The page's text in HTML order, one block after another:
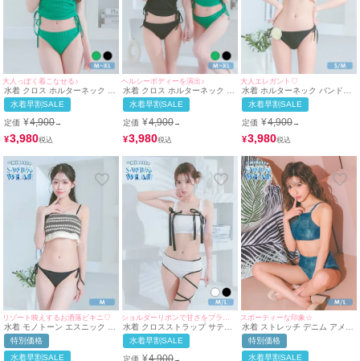
大人っぽく着こなせる♪
水着 クロス ホルターネック ド
ロスト ビスチェ 体型カバー ワ
ンカラー 韓国風 ギャル タンキ
ニ (グリーン/雨宮由乙花)
水着早割SALE
定価 ¥4,900→
¥3,980
ヘルシーボディーを演出♪
水着 クロス ホルターネック ド
ロスト ビスチェ 体型カバー ワ
ンカラー 韓国風 ギャル タンキ
ニ (グリーン/雨宮由乙花)(ブラ
ック/聖菜着用)
水着早割SALE
定価 ¥4,900→
¥3,980
大人エレガント♡
水着 ホルターネック バンドゥ
フラワーコサージュ モノトー
ン ギャル ビキニ (ベージュ×ブ
ラック/聖菜着用)
水着早割SALE
定価 ¥4,900→
¥3,980
リゾート映えするお洒落ビキニ♡
水着 モノトーン エスニック ニ
ット ビスチェ ギャル ビキニ
(アイボリー×ブラック/雨宮由
乙花着用)
特別価格
水着早割SALE
水着 クロスストラップ サテン
リボンパイピング ビスチェ ギ
ャル ビキニ (ホワイト/聖菜着
用)
水着早割SALE
定価 ¥4,900→
スポーティーな印象☆
水着 ストレッチ デニム アメリ
カンスリーブ ハイウエスト ギ
ャル ビキニ (ブルー/MIYABI着
用)
特別価格
水着早割SALE